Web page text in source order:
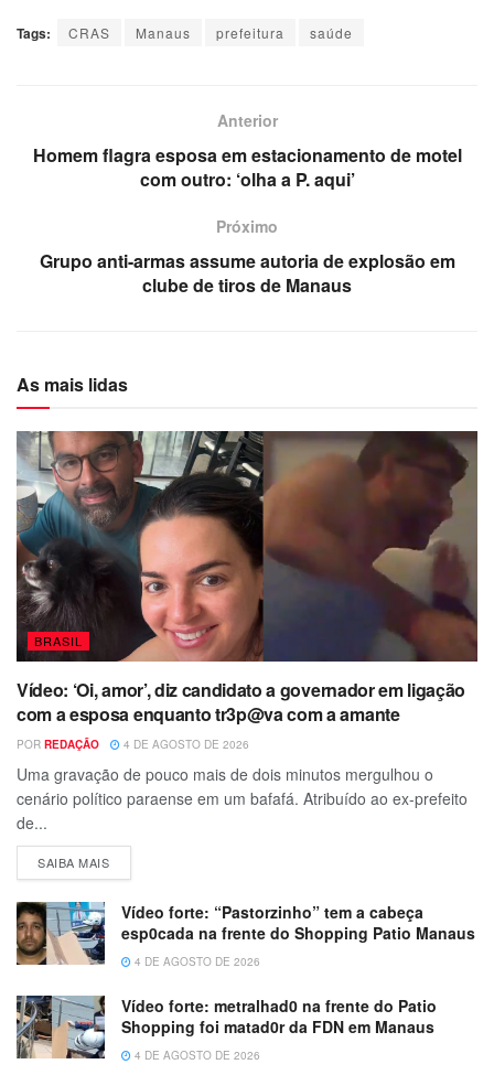
Tags: CRAS Manaus prefeitura saúde
Anterior
Homem flagra esposa em estacionamento de motel
com outro: ‘olha a P. aqui’
Próximo
Grupo anti-armas assume autoria de explosão em
clube de tiros de Manaus
As mais lidas
BRASIL
Vídeo: ‘Oi, amor’, diz candidato a governador em ligação
com a esposa enquanto tr3p@va com a amante
POR REDAÇÃO 4 DE AGOSTO DE 2026
Uma gravação de pouco mais de dois minutos mergulhou o
cenário político paraense em um bafafá. Atribuído ao ex-prefeito
de...
SAIBA MAIS
Vídeo forte: “Pastorzinho” tem a cabeça
esp0cada na frente do Shopping Patio Manaus
4 DE AGOSTO DE 2026
Vídeo forte: metralhad0 na frente do Patio
Shopping foi matad0r da FDN em Manaus
4 DE AGOSTO DE 2026